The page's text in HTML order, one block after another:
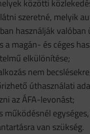
közötti
szeretné, melyik
használják valóban
a magán- és céges
elkülönítése;
nem
úthasználati
az ÁFA-levonást;
működésnél
van szükség.